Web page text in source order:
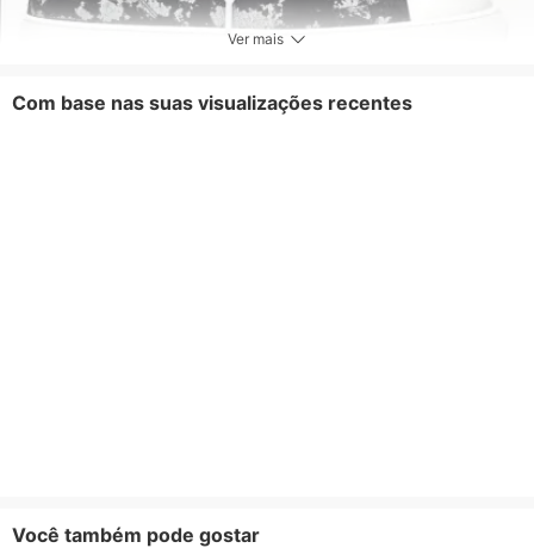
Ver mais
Com base nas suas visualizações recentes
Você também pode gostar